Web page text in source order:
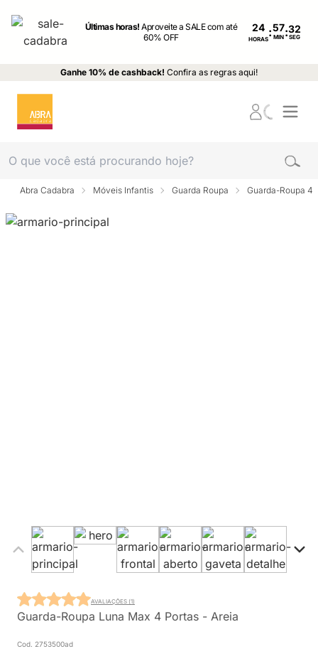
Últimas horas!Aproveite a SALE com até
60% OFF
24
HORAS: MIN : SEG
Ganhe 10% de cashback! Confira as regras aqui!
Abra Cadabra Móveis Infantis Guarda Roupa Guarda-Roupa 4
Guarda-Roupa Luna Max 4 Portas - Areia
Cod. 2753500ad
AVALIAÇÕES (1)